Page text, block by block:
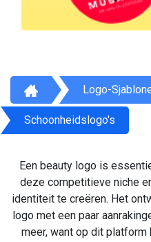
Logo-
Schoonheidslogo's
Een beauty logo is
deze competitieve niche
identiteit te creëren. Het
logo met een paar
meer, want op dit